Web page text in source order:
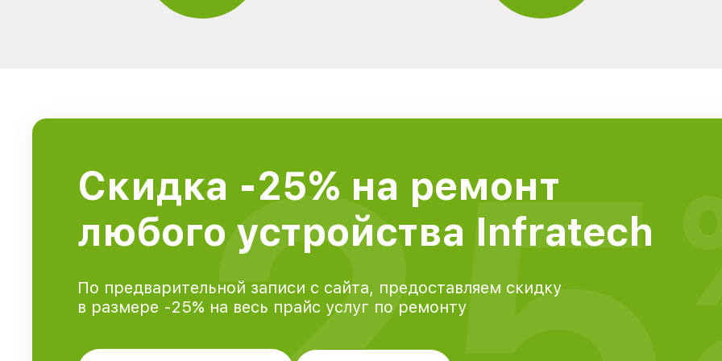
Скидка -25% на ремонт
любого устройства Infratech
По предварительной записи с сайта, предоставляем скидку
в размере -25% на весь прайс услуг по ремонту